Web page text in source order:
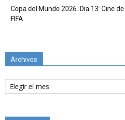
Copa del Mundo 2026. Dia 13: Cine
FIFA
Archivos
Archivos